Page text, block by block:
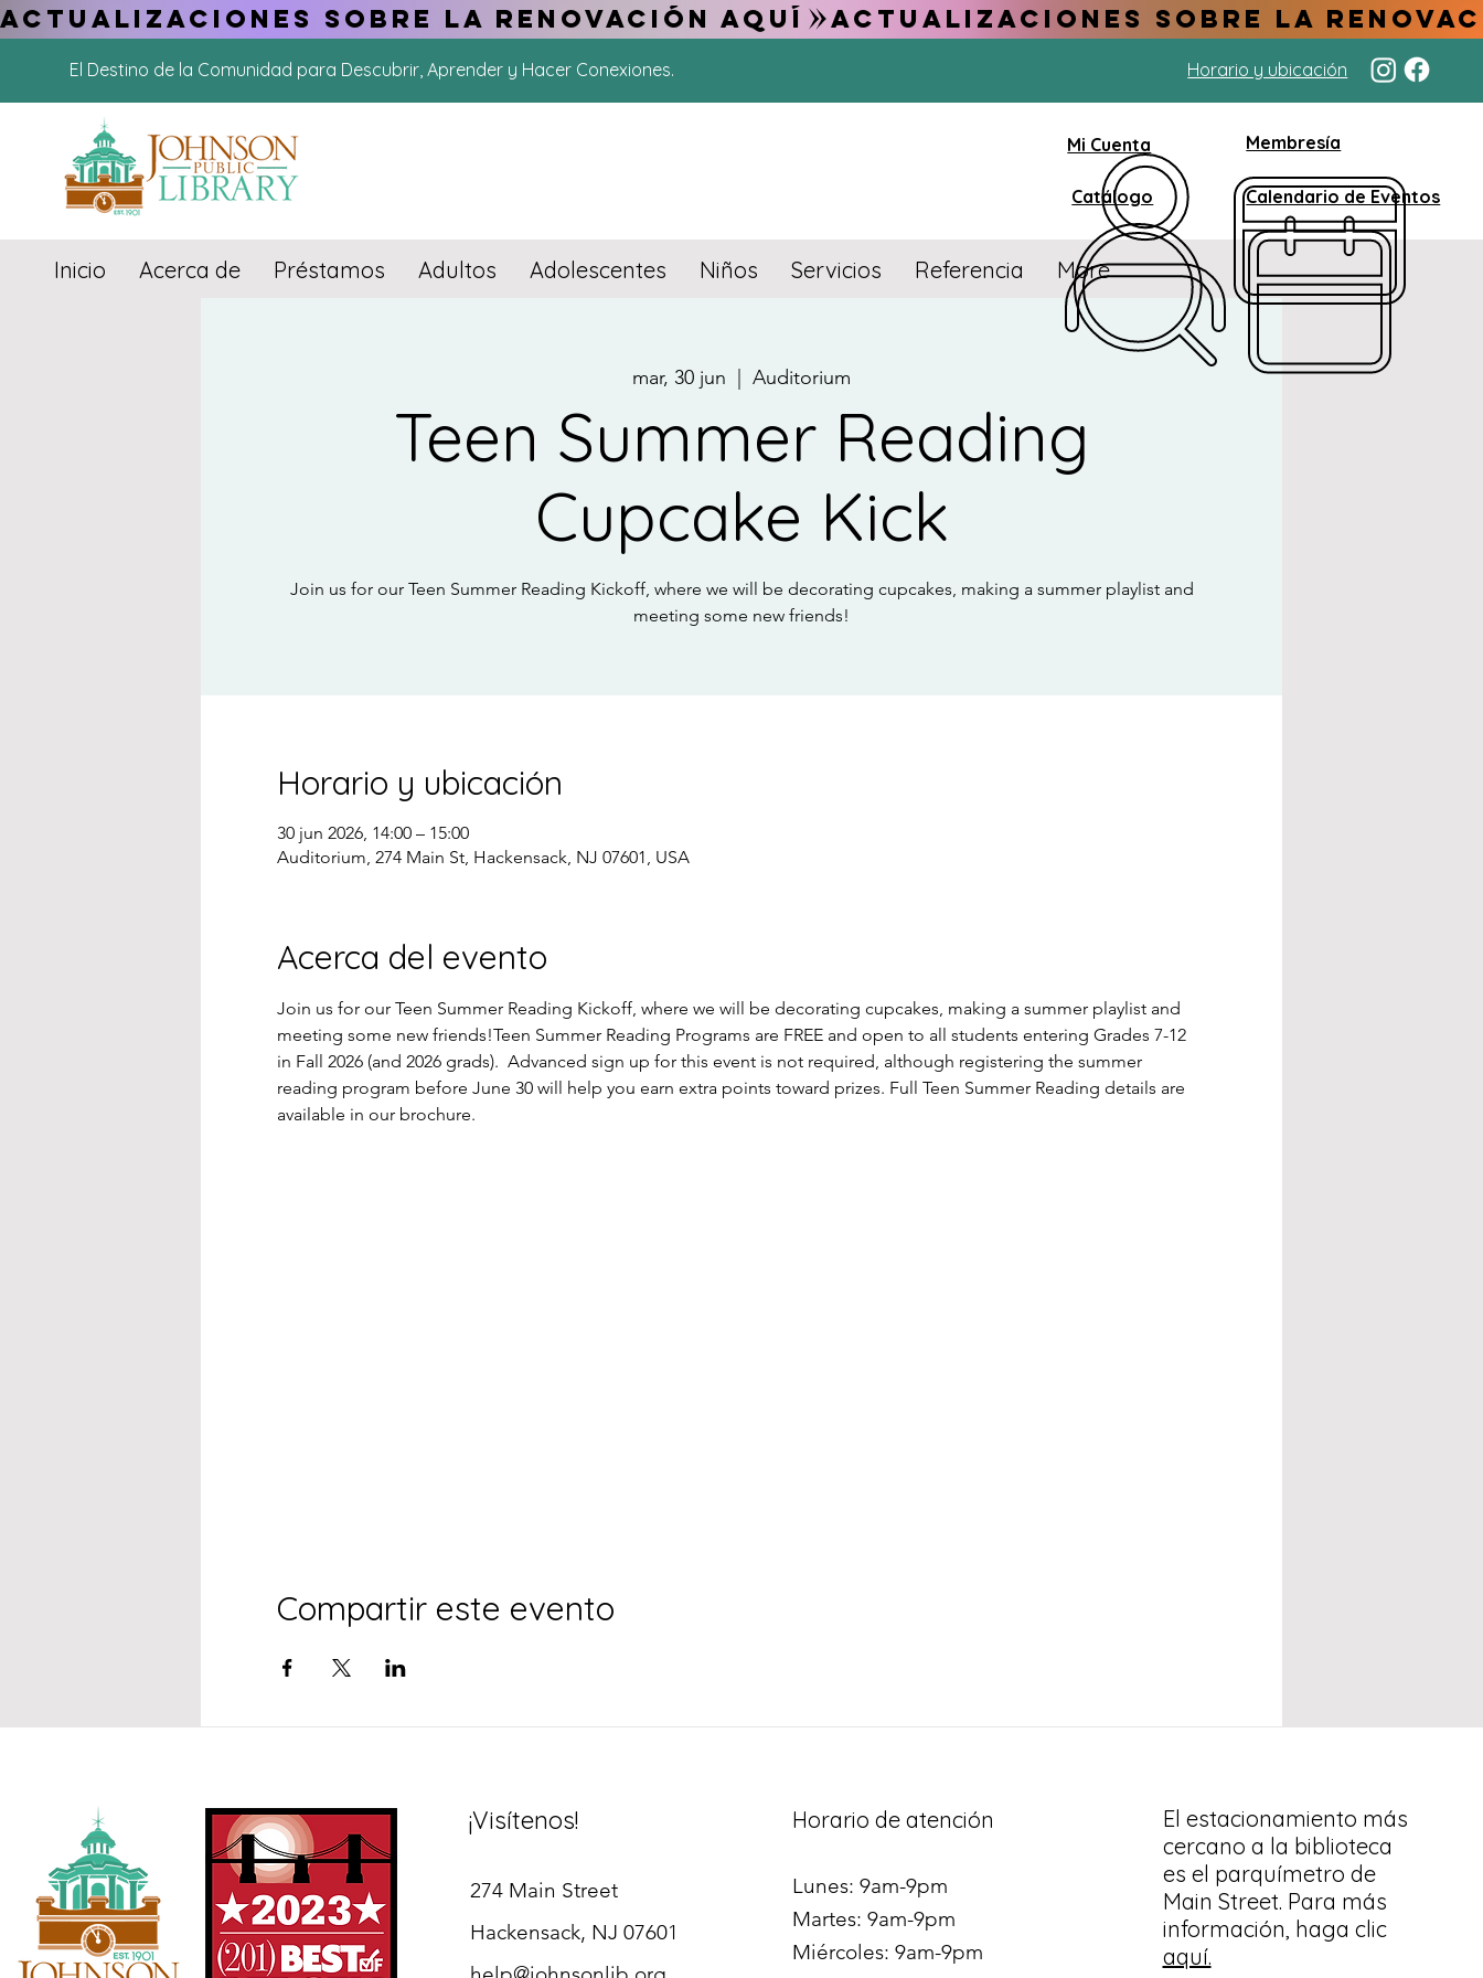
ACTUALIZACIONES SOBRE LA RENOVACIÓN AQUÍ
El Destino de la Comunidad para Descubrir, Aprender y Hacer Conexiones. Horario y ubicación
Mi Cuenta
Catálogo
Membresía
Calendario de Eventos
Inicio Acerca de Préstamos Adultos Adolescentes Niños Servicios Referencia More
mar, 30 jun Auditorium
Teen Summer Reading
Cupcake Kick
Join us for our Teen Summer Reading Kickoff, where we will be decorating cupcakes, making a summer playlist and
meeting some new friends!
Horario y ubicación
30 jun 2026, 14:00 – 15:00
Auditorium, 274 Main St, Hackensack, NJ 07601, USA
Acerca del evento
Join us for our Teen Summer Reading Kickoff, where we will be decorating cupcakes, making a summer playlist and
meeting some new friends!Teen Summer Reading Programs are FREE and open to all students entering Grades 7-12
in Fall 2026 (and 2026 grads).  Advanced sign up for this event is not required, although registering the summer
reading program before June 30 will help you earn extra points toward prizes. Full Teen Summer Reading details are
available in our brochure.
Compartir este evento
¡Visítenos!
274 Main Street
Hackensack, NJ 07601
Horario de atención
Lunes: 9am-9pm
Martes: 9am-9pm
Miércoles: 9am-9pm
El estacionamiento más
cercano a la biblioteca
es el parquímetro de
Main Street. Para más
información, haga clic
aquí.